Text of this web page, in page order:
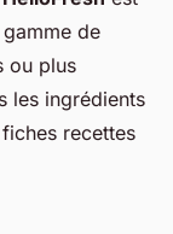
de
ou plus
les ingrédients
recettes